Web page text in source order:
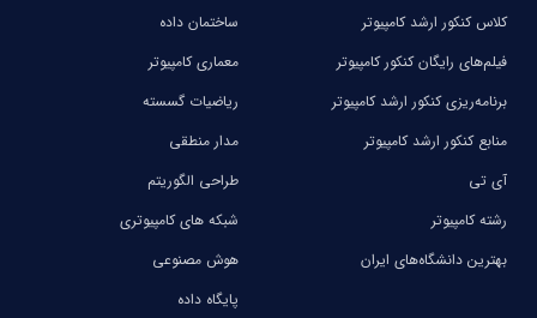
کلاس کنکور ارشد کامپیوتر
فیلم‌های رایگان کنکور کامپیوتر
برنامه‌ریزی کنکور ارشد کامپیوتر
منابع کنکور ارشد کامپیوتر
آی تی
رشته کامپیوتر
بهترین دانشگاه‌های ایران
ساختمان داده
معماری کامپیوتر
ریاضیات گسسته
مدار منطقی
طراحی الگوریتم
شبکه های کامپیوتری
هوش مصنوعی
پایگاه داده